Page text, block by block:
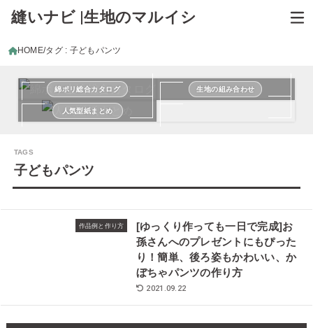
縫いナビ |生地のマルイシ
HOME タグ : 子どもパンツ
綿ポリ総合カタログ 生地の組み合わせ
人気型紙まとめ
子どもパンツ
作品例と作り方
[ゆっくり作っても一日で完成]お
孫さんへのプレゼントにもぴった
り！簡単、後ろ姿もかわいい、か
ぼちゃパンツの作り方
2021.09.22